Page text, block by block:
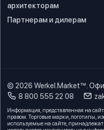
архитекторам
Партнерам и дилерам
© 2026Werkel.Market™ .
8 800 555 22 08
Информация, представленная на
правом. Торговые марки, логотипы,
используемые на сайте,